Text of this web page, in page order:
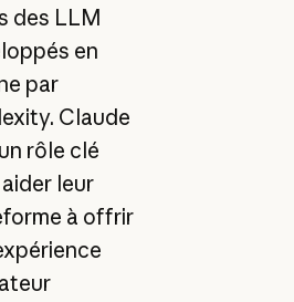
des LLM
en
par
Claude
rôle clé
leur
à offrir